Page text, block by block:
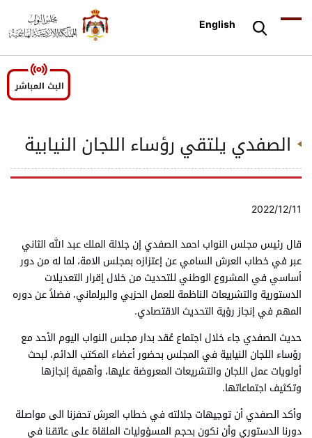
English
الصفدي يلتقي رؤساء اللجان النيابية
2022/12/11
قال رئيس مجلس النواب احمد الصفدي إن جلالة الملك عبد الله الثاني
عبر في خطاب العرش السامي عن إعتزازه بمجلس الامة، لما له من دور
أساسي في المشروع الوطني للتحديث من خلال إقرار التعديلات
الدستورية والتشريعات الناظمة للعمل الحزبي والبرلماني، فضلاً عن دوره
المهم في إنجاز رؤية التحديث الاقتصادي.
حديث الصفدي جاء خلال اجتماع عُقد بدار مجلس النواب اليوم الأحد مع
رؤساء اللجان النيابية في المجلس بحضور أعضاء المكتب الدائم، لبحث
أولويات عمل اللجان والتشريعات المعروضة عليها، وأهمية إنجازها
وتكثيف اجتماعاتها.
وأكد الصفدي أن توجيهات جلالته في خطاب العرش تحفزنا الى مواصلة
دورنا الدستوري وأن نكون بحجم المسؤوليات الملقاة على عاتقنا في